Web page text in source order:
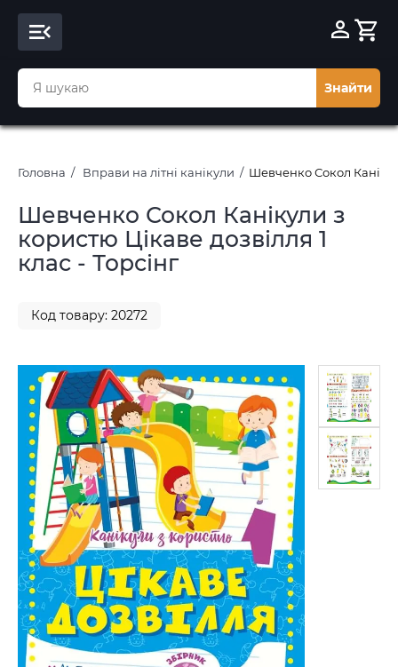
Знайти
Головна Вправи на літні канікули Шевченко Сокол
Шевченко Сокол Канікули з
користю Цікаве дозвілля 1
клас - Торсінг
Код товару: 20272